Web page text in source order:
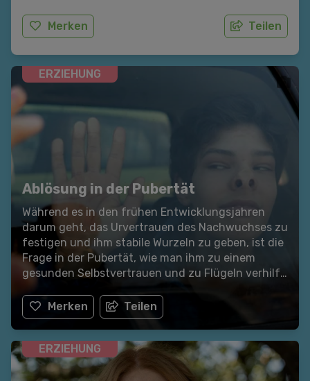
des Diakoniewerks für Kinder von 5-12 Jahren, die
Geschwister mit Beeinträchtigungen haben.
Merken Teilen
Ablösung in der Pubertät
Während es in den frühen Entwicklungsjahren
darum geht, das Urvertrauen des Nachwuchses zu
festigen und ihm stabile Wurzeln zu geben, ist die
Frage in der Pubertät, wie man ihm zu einem
gesunden Selbstvertrauen und zu Flügeln verhilft.
Wie das gelingen kann, lesen Sie hier.
Merken
Teilen
ERZIEHUNG
ERZIEHUNG